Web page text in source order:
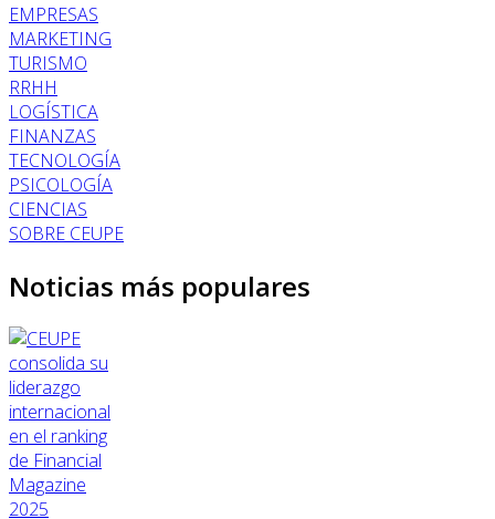
EMPRESAS
MARKETING
TURISMO
RRHH
LOGÍSTICA
FINANZAS
TECNOLOGÍA
PSICOLOGÍA
CIENCIAS
SOBRE CEUPE
Noticias más populares